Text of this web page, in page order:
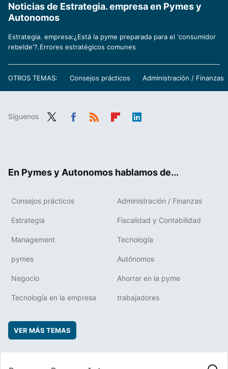
Noticias de Estrategia. empresa en Pymes y
Autonomos
Estrategia. empresa:¿Está la pyme preparada para el 'consumidor
rebelde'?.Errores estratégicos comunes
OTROS TEMAS: Consejos prácticos Administración / Finanzas
Síguenos
En Pymes y Autonomos hablamos de...
Consejos prácticos Administración / Finanzas
Estrategia Fiscalidad y Contabilidad
Management Tecnología
pymes Autónomos
Negocio Ahorrar en la pyme
Tecnología en la empresa trabajadores
VER MÁS TEMAS